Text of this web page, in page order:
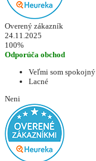
Overený zákazník
24.11.2025
100%
Odporúča obchod
Veľmi som spokojný
Lacné
Neni